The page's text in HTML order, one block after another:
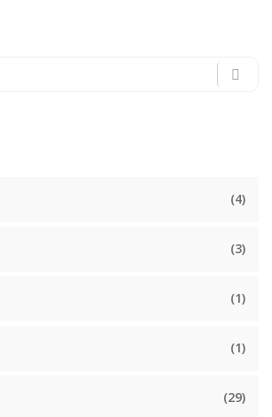
(4)
(3)
(1)
(1)
(29)